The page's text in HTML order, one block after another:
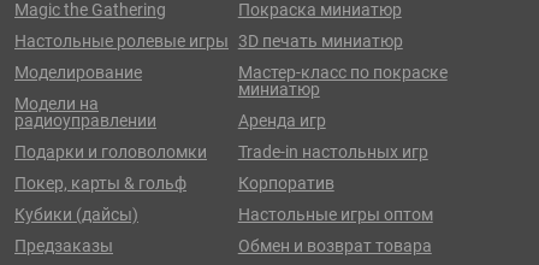
Magic the Gathering
Настольные ролевые игры
Моделирование
Модели на
радиоуправлении
Подарки и головоломки
Покер, карты & гольф
Кубики (дайсы)
Предзаказы
Покраска миниатюр
3D печать миниатюр
Мастер-класс по покраске
миниатюр
Аренда игр
Trade-in настольных игр
Корпоратив
Настольные игры оптом
Обмен и возврат товара